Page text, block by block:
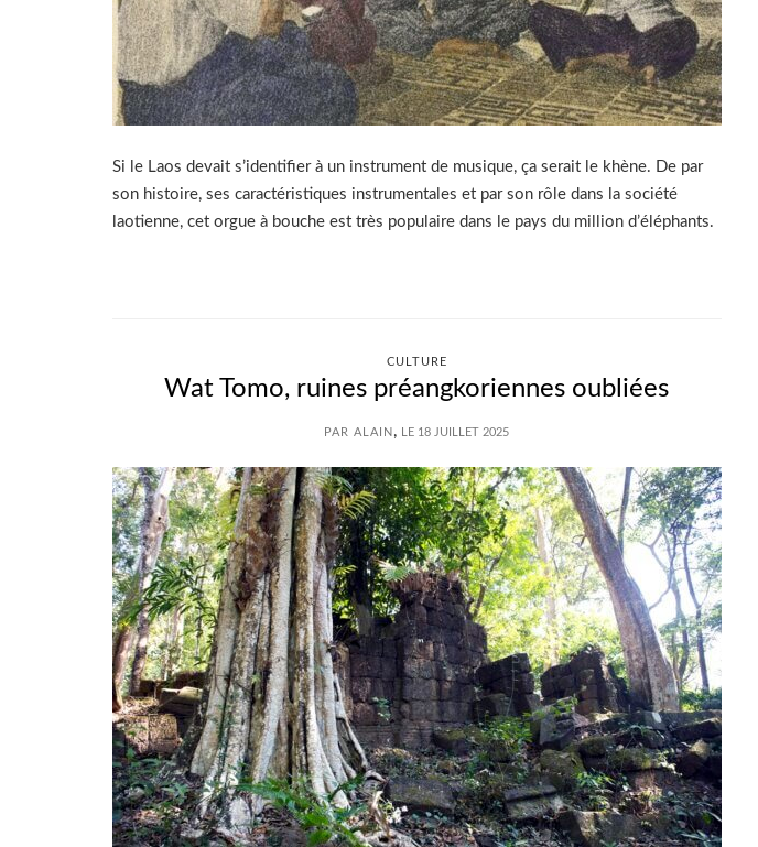
Si le Laos devait s’identifier à un instrument de musique, ça serait le khène. De par
son histoire, ses caractéristiques instrumentales et par son rôle dans la société
laotienne, cet orgue à bouche est très populaire dans le pays du million d’éléphants.
CULTURE
Wat Tomo, ruines préangkoriennes oubliées
PAR ALAIN , LE 18 JUILLET 2025